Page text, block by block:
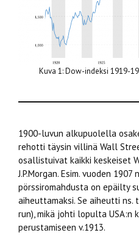
Kuva 1: Dow-indeksi 1919-
1900-luvun alkupuolella
rehotti täysin villinä Wall
osallistuivat kaikki keskeiset
J.P.Morgan. Esim. vuoden 1907
pörssiromahdusta on epäilty
aiheuttamaksi. Se aiheutti
run), mikä johti lopulta USA:n
perustamiseen v.1913.